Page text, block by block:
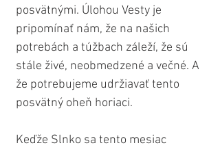
posvätnými. Úlohou Vesty je
pripomínať nám, že na našich
potrebách a túžbach záleží, že sú
stále živé, neobmedzené a večné. A
že potrebujeme udržiavať tento
posvätný oheň horiaci.
Keďže Slnko sa tento mesiac